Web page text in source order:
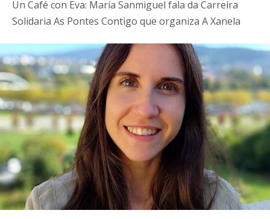
Un Café con Eva: María Sanmiguel fala da Carreira
Solidaria As Pontes Contigo que organiza A Xanela